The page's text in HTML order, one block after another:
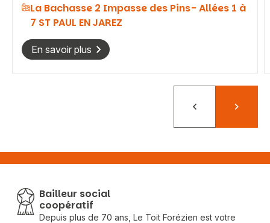
La Bachasse 2 Impasse des Pins- Allées 1 à
7 ST PAUL EN JAREZ
En savoir plus
PrécédentSuivant
Bailleur social
coopératif
Depuis plus de 70 ans, Le Toit Forézien est votre